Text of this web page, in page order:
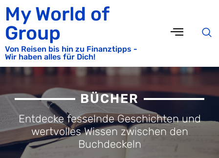
My World of
Group
Von Reisen bis hin zu Finanztipps -
Wir haben alles für Dich!
BÜCHER
Entdecke fesselnde Geschichten und
wertvolles Wissen zwischen den
Buchdeckeln